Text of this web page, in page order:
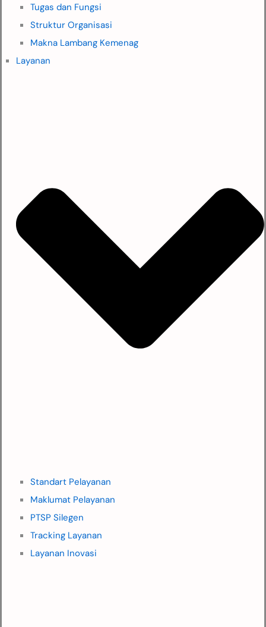
Tugas dan Fungsi
Struktur Organisasi
Makna Lambang Kemenag
Layanan
Standart Pelayanan
Maklumat Pelayanan
PTSP Silegen
Tracking Layanan
Layanan Inovasi